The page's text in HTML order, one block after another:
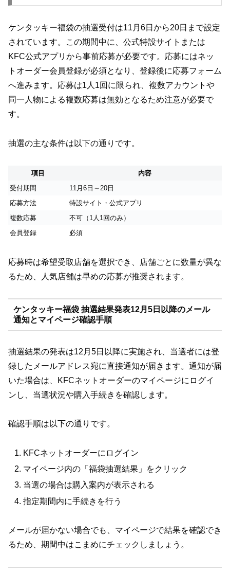
ケンタッキー福袋の抽選受付は11月6日から20日まで設定
されています。この期間中に、公式特設サイトまたは
KFC公式アプリから事前応募が必要です。応募にはネッ
トオーダー会員登録が必須となり、登録後に応募フォーム
へ進みます。応募は1人1回に限られ、複数アカウントや
同一人物による複数応募は無効となるため注意が必要で
す。
抽選の主な条件は以下の通りです。
項目
内容
受付期間
11月6日～20日
応募方法
特設サイト・公式アプリ
複数応募
不可（1人1回のみ）
会員登録
必須
応募時は希望受取店舗を選択でき、店舗ごとに数量が異な
るため、人気店舗は早めの応募が推奨されます。
ケンタッキー福袋 抽選結果発表12月5日以降のメール
通知とマイページ確認手順
抽選結果の発表は12月5日以降に実施され、当選者には登
録したメールアドレス宛に直接通知が届きます。通知が届
いた場合は、KFCネットオーダーのマイページにログイ
ンし、当選状況や購入手続きを確認します。
確認手順は以下の通りです。
KFCネットオーダーにログイン
マイページ内の「福袋抽選結果」をクリック
当選の場合は購入案内が表示される
指定期間内に手続きを行う
メールが届かない場合でも、マイページで結果を確認でき
るため、期間中はこまめにチェックしましょう。